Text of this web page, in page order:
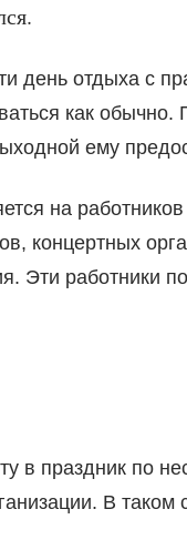
день отдыха с
как
ему
на
концертных
Эти работники
в праздник по
В таком